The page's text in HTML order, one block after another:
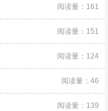
阅读量：161
阅读量：151
阅读量：124
阅读量：46
阅读量：139